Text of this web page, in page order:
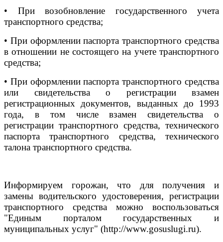
• При возобновление государственного учета
транспортного средства;
• При оформлении паспорта транспортного средства
в отношении не состоящего на учете транспортного
средства;
• При оформлении паспорта транспортного средства
или свидетельства о регистрации взамен
регистрационных документов, выданных до 1993
года, в том числе взамен свидетельства о
регистрации транспортного средства, технического
паспорта транспортного средства, технического
талона транспортного средства.
Информируем горожан, что для получения и
замены водительского удостоверения, регистрации
транспортного средства можно воспользоваться
"Единым порталом государственных и
муниципальных услуг" (http://www.gosuslugi.ru).